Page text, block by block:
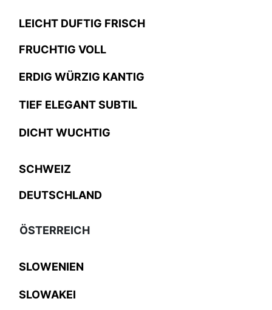
LEICHT DUFTIG FRISCH
FRUCHTIG VOLL
ERDIG WÜRZIG KANTIG
TIEF ELEGANT SUBTIL
DICHT WUCHTIG
SCHWEIZ
DEUTSCHLAND
ÖSTERREICH
SLOWENIEN
SLOWAKEI